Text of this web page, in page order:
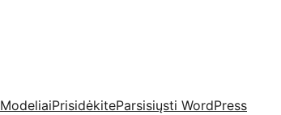
ModeliaiPrisidėkiteParsisiųsti WordPress